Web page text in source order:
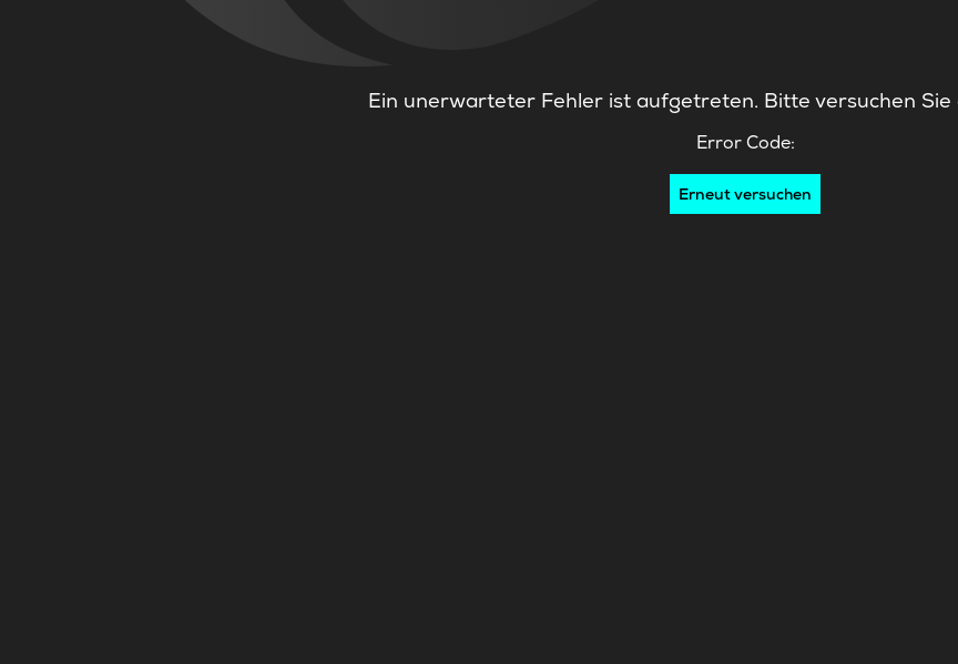
Ein unerwarteter Fehler ist aufgetreten. Bitte versuchen
Error Code:
Erneut versuchen